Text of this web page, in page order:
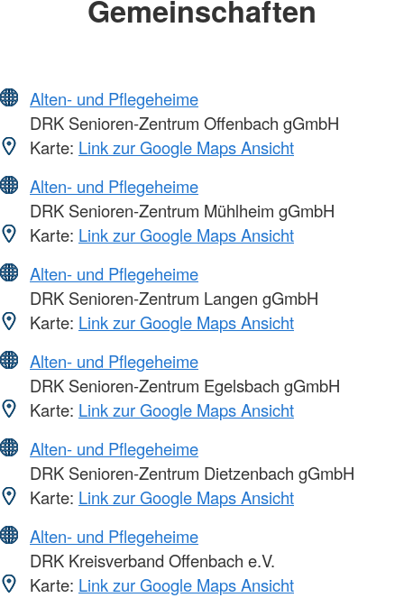
Gemeinschaften
Alten- und Pflegeheime
DRK Senioren-Zentrum Offenbach gGmbH
Karte: Link zur Google Maps Ansicht
Alten- und Pflegeheime
DRK Senioren-Zentrum Mühlheim gGmbH
Karte: Link zur Google Maps Ansicht
Alten- und Pflegeheime
DRK Senioren-Zentrum Langen gGmbH
Karte: Link zur Google Maps Ansicht
Alten- und Pflegeheime
DRK Senioren-Zentrum Egelsbach gGmbH
Karte: Link zur Google Maps Ansicht
Alten- und Pflegeheime
DRK Senioren-Zentrum Dietzenbach gGmbH
Karte: Link zur Google Maps Ansicht
Alten- und Pflegeheime
DRK Kreisverband Offenbach e.V.
Karte: Link zur Google Maps Ansicht